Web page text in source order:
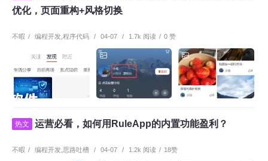
优化，页面重构+风格切换
不暇 / 编程开发 程序代码 / 04-07 / 1.7k 阅读 / 0 赞
热文 运营必看，如何用RuleApp的内置功能盈利？
不暇 / 编程开发 思路吐槽 / 04-07 / 1.2k 阅读 / 18赞